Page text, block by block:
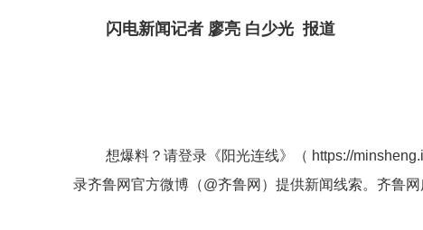
闪电新闻记者 廖亮 白少光 报道
想爆料？请登录《阳光连线》（ https://
录齐鲁网官方微博（@齐鲁网 ）提供新闻线索。齐鲁